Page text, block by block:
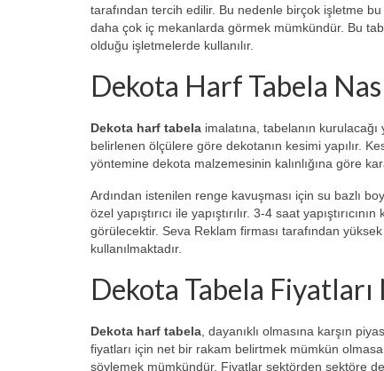
tarafından tercih edilir. Bu nedenle birçok işletme
daha çok iç mekanlarda görmek mümkündür. Bu
olduğu işletmelerde kullanılır.
Dekota Harf Tabela
Dekota harf tabela imalatına, tabelanın
belirlenen ölçülere göre dekotanın kesimi yapılır.
yöntemine dekota malzemesinin kalınlığına göre
Ardından istenilen renge kavuşması için su bazlı
özel yapıştırıcı ile yapıştırılır. 3-4 saat
görülecektir. Seva Reklam firması tarafından
kullanılmaktadır.
Dekota Tabela Fiyatları
Dekota harf tabela , dayanıklı olmasına karşın
fiyatları için net bir rakam belirtmek mümkün
söylemek mümkündür. Fiyatlar sektörden sektöre